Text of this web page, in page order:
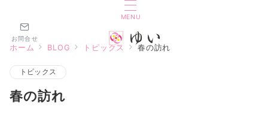
MENU
お問合せ
ホーム BLOG トピックス 春の訪れ
トピックス
春の訪れ